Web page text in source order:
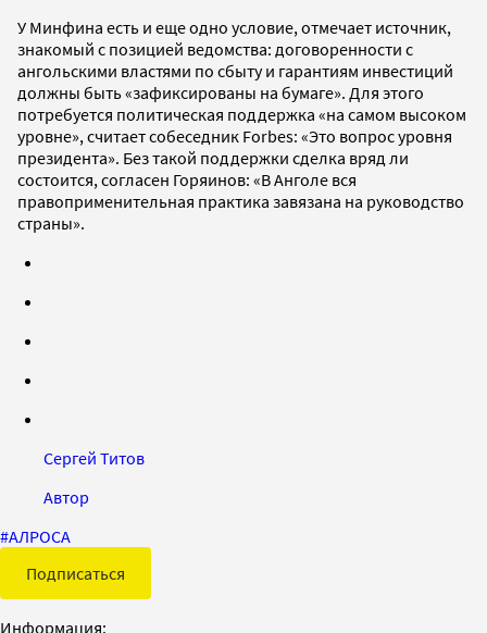
У Минфина есть и еще одно условие, отмечает источник,
знакомый с позицией ведомства: договоренности с
ангольскими властями по сбыту и гарантиям инвестиций
должны быть «зафиксированы на бумаге». Для этого
потребуется политическая поддержка «на самом высоком
уровне», считает собеседник Forbes: «Это вопрос уровня
президента». Без такой поддержки сделка вряд ли
состоится, согласен Горяинов: «В Анголе вся
правоприменительная практика завязана на руководство
страны».
Сергей Титов
Автор
#АЛРОСА
Подписаться
Информация: